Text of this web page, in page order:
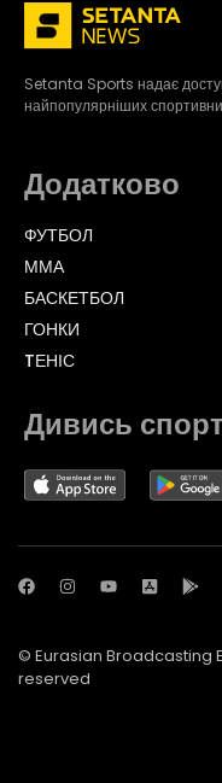
Setanta Sports надає
найпопулярніших
Додатково
ФУТБОЛ
ММА
БАСКЕТБОЛ
ГОНКИ
TЕНІС
Дивись
© Eurasian Broadcasting
reserved